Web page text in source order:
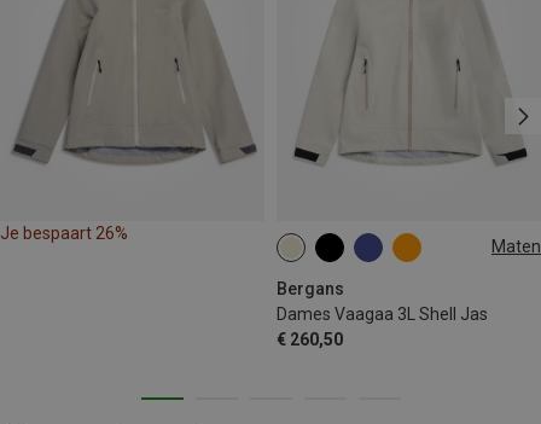
Je bespaart 26%
Maten
Bergans
Dames Vaagaa 3L Shell Jas
€ 260,50
XS S M